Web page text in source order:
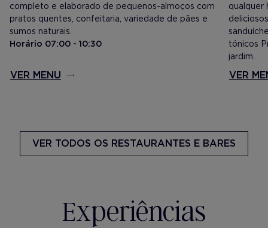
completo e elaborado de pequenos-almoços com
pratos quentes, confeitaria, variedade de pães e
sumos naturais.
Horário 07:00 - 10:30
VER MENU
qualquer
tónicos
jardim.
VER
VER TODOS OS RESTAURANTES E BARES
Experiências